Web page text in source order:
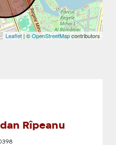
Leaflet| ©OpenStreetMapcontributors
Rîpeanu